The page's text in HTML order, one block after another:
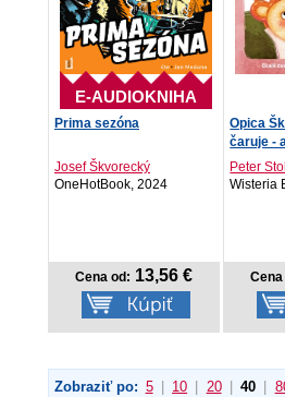
E-AUDIOKNIHA
Prima sezóna
Josef Škvorecký
OneHotBook, 2024
Cena od: 13,56 €
Opica
čaruje -
Peter
Wisteria
Zobraziť po: 5 10 20 40